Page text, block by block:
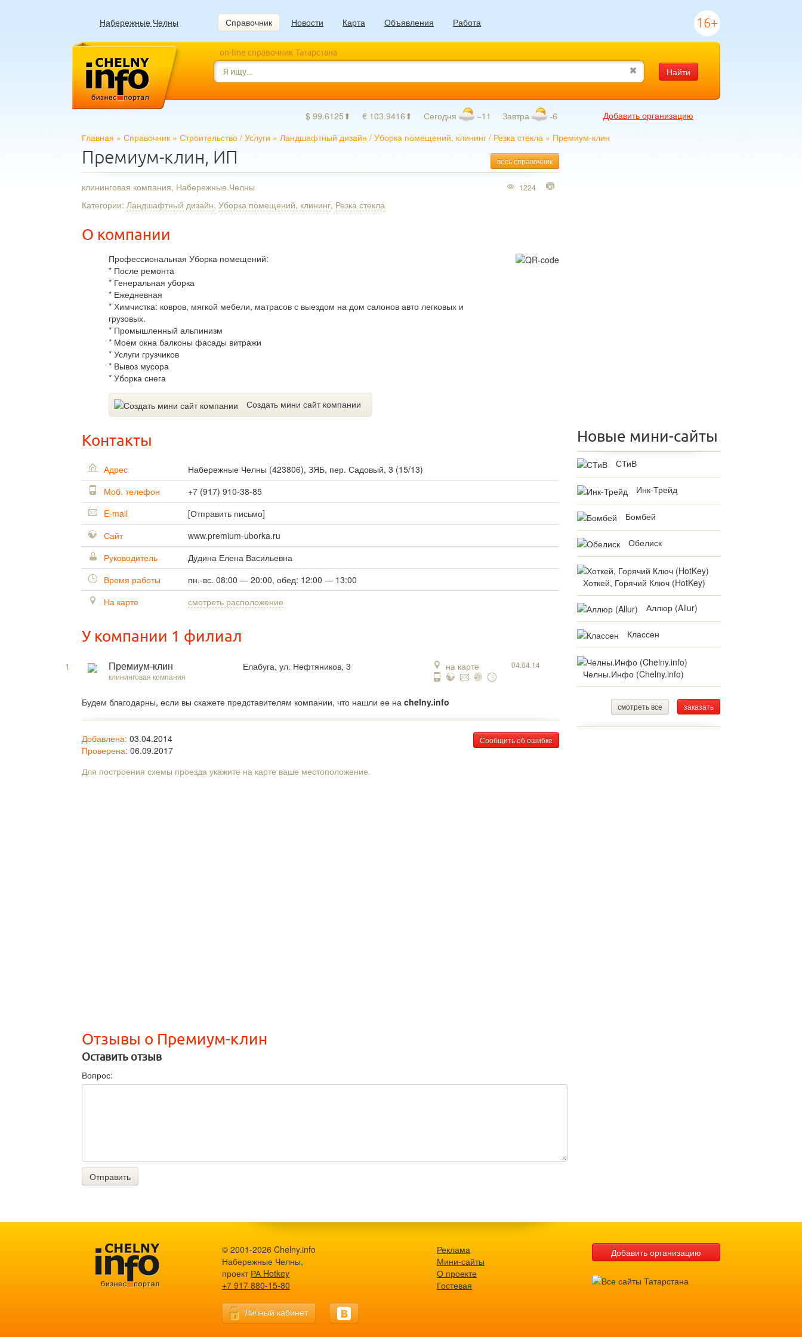
Набережные Челны Справочник Новости Карта Объявления Работа 16+
on-line справочник Татарстана
Найти
$ 99.6125⬆ € 103.9416⬆ Сегодня −11 Завтра -6
Добавить организацию
Главная » Справочник » Строительство / Услуги » Ландшафтный дизайн / Уборка помещений, клининг / Резка стекла » Премиум-клин
весь справочник
Премиум-клин, ИП
клининговая компания, Набережные Челны
Категории: Ландшафтный дизайн, Уборка помещений, клининг, Резка стекла
О компании
Профессиональная Уборка помещений:
* После ремонта
* Генеральная уборка
* Ежедневная
* Химчистка: ковров, мягкой мебели, матрасов с выездом на дом салонов авто легковых и
грузовых.
* Промышленный альпинизм
* Моем окна балконы фасады витражи
* Услуги грузчиков
* Вывоз мусора
* Уборка снега
Создать мини сайт компании
1224
Контакты
Адрес Набережные Челны (423806), ЗЯБ, пер. Садовый, 3 (15/13)
Моб. телефон
+7 (917) 910-38-85
E-mail
[Отправить письмо]
Сайт
www.premium-uborka.ru
Руководитель
Дудина Елена Васильевна
Время работы
пн.-вс. 08:00 — 20:00, обед: 12:00 — 13:00
На карте
смотреть расположение
У компании 1 филиал
1
Премиум-клин
клининговая компания
Елабуга, ул. Нефтяников, 3 на карте 04.04.14
Будем благодарны, если вы скажете представителям компании, что нашли ее на chelny.info
Сообщить об ошибке
Добавлена: 03.04.2014
Проверена: 06.09.2017
Для построения схемы проезда укажите на карте ваше местоположение.
Отзывы о Премиум-клин
Оставить отзыв
Вопрос:
Отправить
Новые мини-сайты
СТиВ
Инк-Трейд
Бомбей
Обелиск
Хоткей, Горячий Ключ (HotKey)
Аллюр (Allur)
Классен
Челны.Инфо (Chelny.info)
смотреть все заказать
© 2001-2026 Chelny.info
Набережные Челны,
проект РА Hotkey
+7 917 880-15-80
Личный кабинет
Реклама
Мини-сайты
О проекте
Гостевая
Добавить организацию